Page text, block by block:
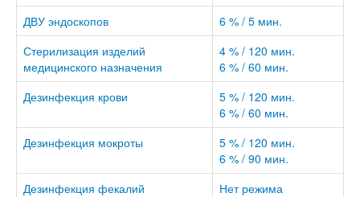
ДВУ эндоскопов
6 % / 5 мин.
Стерилизация изделий
медицинского назначения
4 % / 120 мин.
6 % / 60 мин.
Дезинфекция крови
5 % / 120 мин.
6 % / 60 мин.
Дезинфекция мокроты
5 % / 120 мин.
6 % / 90 мин.
Дезинфекция фекалий
Нет режима